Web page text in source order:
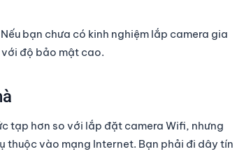
bạn chưa có kinh nghiệm lắp camera gia
độ bảo mật cao.
tạp hơn so với lắp đặt camera Wifi, nhưng
thuộc vào mạng Internet. Bạn phải đi dây tín